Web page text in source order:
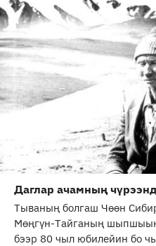
Даглар ачамның
Тываның болгаш Чөөн
Мөңгүн-Тайганың
бээр 80 чыл юбилейин бо